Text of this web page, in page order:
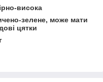
висока
зелене, може мати
цятки